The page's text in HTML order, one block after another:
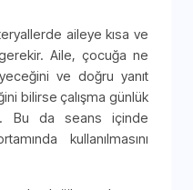
aileye kısa ve
Aile, çocuğa ne
ve doğru yanıt
bilirse çalışma günlük
Bu da seans içinde
kullanılmasını